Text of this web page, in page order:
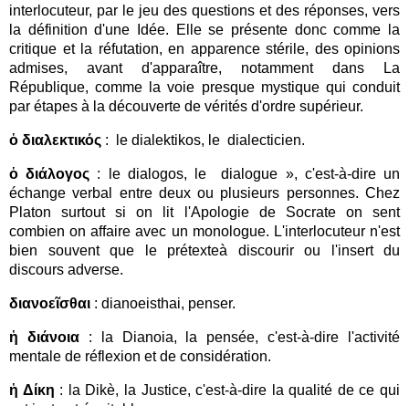
interlocuteur, par le jeu des questions et des réponses, vers
la définition d'une Idée. Elle se présente donc comme la
critique et la réfutation, en apparence stérile, des opinions
admises, avant d'apparaître, notamment dans La
République, comme la voie presque mystique qui conduit
par étapes à la découverte de vérités d'ordre supérieur.
ὁ διαλεκτικός : le dialektikos, le dialecticien.
ὁ διάλογος : le dialogos, le dialogue », c'est-à-dire un
échange verbal entre deux ou plusieurs personnes. Chez
Platon surtout si on lit l'Apologie de Socrate on sent
combien on affaire avec un monologue. L'interlocuteur n'est
bien souvent que le prétexteà discourir ou l'insert du
discours adverse.
διανοεῖσθαι : dianoeisthai, penser.
ἡ διάνοια: la Dianoia, la pensée, c'est-à-dire l'activité
mentale de réflexion et de considération.
ἡ Δίκη : la Dikè, la Justice, c'est-à-dire la qualité de ce qui